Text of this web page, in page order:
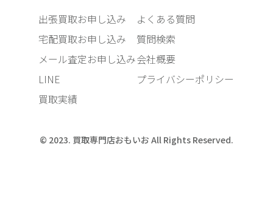
出張買取お申し込み
宅配買取お申し込み
メール査定お申し込み
LINE
買取実績
よくある質問
質問検索
会社概要
プライバシーポリシー
© 2023. 買取専門店おもいお All Rights Reserved.